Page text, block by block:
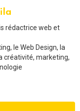
rédactrice web et
le Web Design, la
créativité, marketing,